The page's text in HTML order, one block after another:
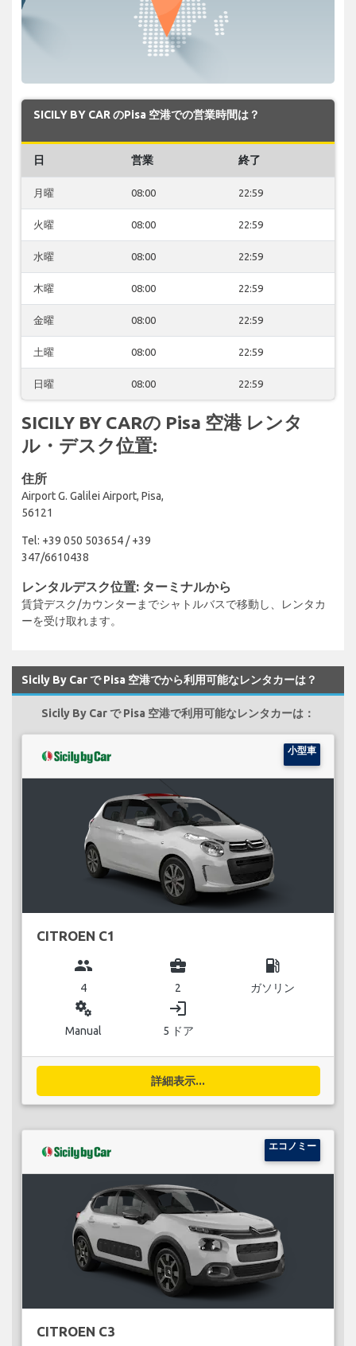
SICILY BY CAR のPisa 空港での営業時間は？
日 営業 終了
月曜 08:00 22:59
火曜 08:00 22:59
水曜 08:00 22:59
木曜 08:00 22:59
金曜 08:00 22:59
土曜 08:00 22:59
日曜 08:00 22:59
SICILY BY CARの Pisa 空港 レンタ
ル・デスク位置:
住所
Airport G. Galilei Airport, Pisa,
56121
Tel: +39 050 503654 / +39
347/6610438
レンタルデスク位置: ターミナルから
賃貸デスク/カウンターまでシャトルバスで移動し、レンタカ
ーを受け取れます。
Sicily By Car で Pisa 空港でから利用可能なレンタカーは？
Sicily By Car で Pisa 空港で利用可能なレンタカーは：
小型車
CITROEN C1
group
4
business_center
2
local_gas_station
ガソリン
miscellaneous_services
Manual
login
5 ドア
詳細表示...
エコノミー
CITROEN C3